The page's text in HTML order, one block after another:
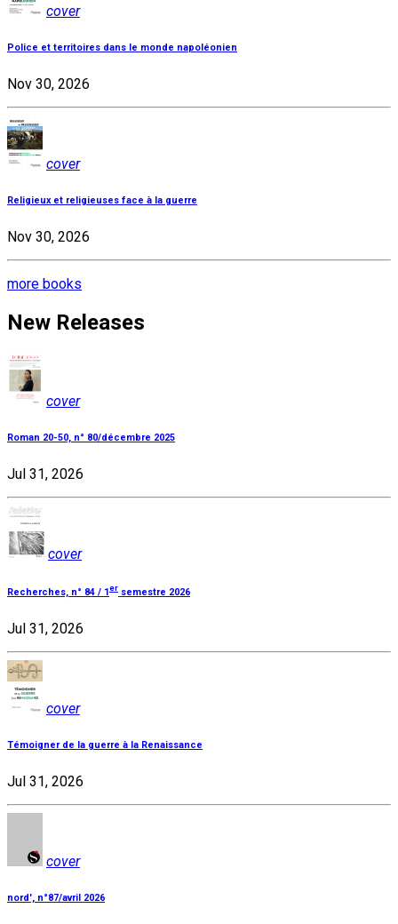
cover
Police et territoires dans le monde napoléonien
Nov 30, 2026
cover
Religieux et religieuses face à la guerre
Nov 30, 2026
more books
New Releases
cover
Roman 20-50, n° 80/décembre 2025
Jul 31, 2026
cover
Recherches, n° 84 / 1 er semestre 2026
Jul 31, 2026
cover
Témoigner de la guerre à la Renaissance
Jul 31, 2026
cover
nord', n°87/avril 2026